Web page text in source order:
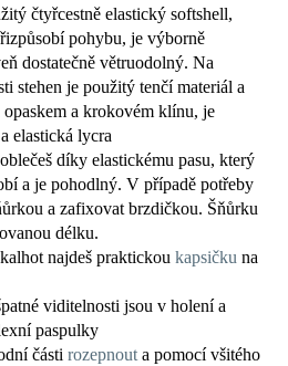
čtyřcestně elastický softshell,
pohybu, je výborně
dostatečně větruodolný. Na
stehen je použitý tenčí materiál a
a krokovém klínu, je
elastická lycra
díky elastickému pasu, který
a je pohodlný. V případě potřeby
a zafixovat brzdičkou. Šňůrku
délku.
najdeš praktickou kapsičku na
viditelnosti jsou v holení a
paspulky
části rozepnout a pomocí všitého